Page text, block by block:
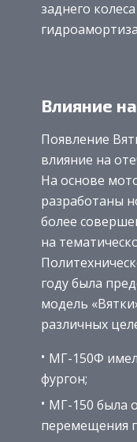
заднего
Влияние
Появление
влияние на
На основе
разработаны
более
на
году была
модель
различных
МГ-150Ф
фургон;
МГ-150 была
перемещения